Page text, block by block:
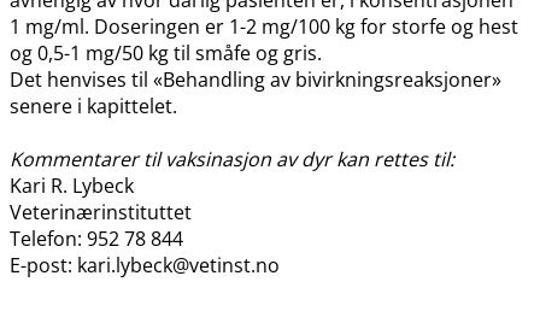
1 mg​/​ml. Doseringen er 1-2 mg/100 kg for storfe og hest
og 0,5-1 mg/50 kg til småfe og gris.
Det henvises til «Behandling av bivirkningsreaksjoner»
senere i kapittelet.
Kommentarer til vaksinasjon av dyr kan rettes til:
Kari R. Lybeck
Veterinærinstituttet
Telefon: 952 78 844
E-post: kari.lybeck@vetinst.no